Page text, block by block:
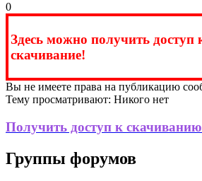
0
Здесь можно получить доступ
скачивание!
Вы не имеете права на публикацию
Тему просматривают: Никого нет
Получить доступ к
Группы форумов